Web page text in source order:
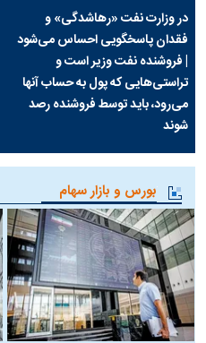
در وزارت نفت «رهاشدگی» و
فقدان پاسخگویی احساس می‌شود
| فروشنده نفت وزیر است و
تراستی‌هایی که پول به حساب آنها
می‌رود، باید توسط فروشنده رصد
شوند
بورس و بازار سهام